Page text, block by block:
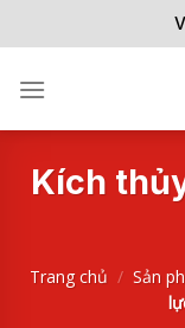
to
Kích
Trang chủ / Sản